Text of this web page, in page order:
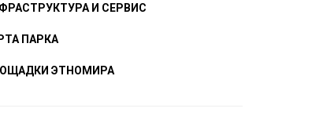
И СЕРВИС
ПАРКА
ЭТНОМИРА